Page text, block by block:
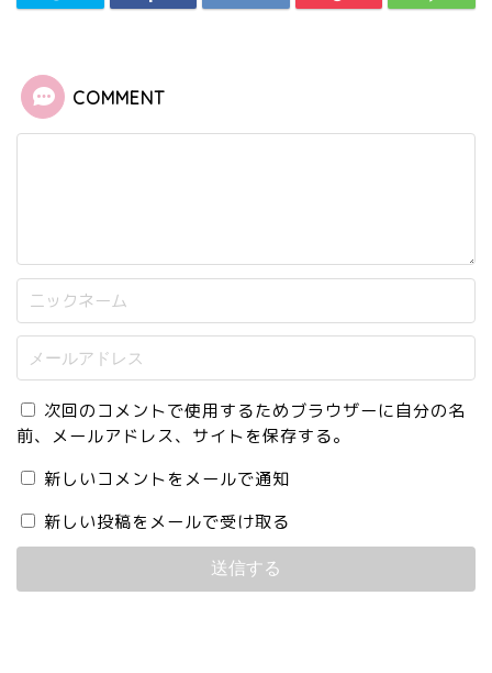
COMMENT
次回のコメントで使用するためブラウザーに自分の名
前、メールアドレス、サイトを保存する。
新しいコメントをメールで通知
新しい投稿をメールで受け取る